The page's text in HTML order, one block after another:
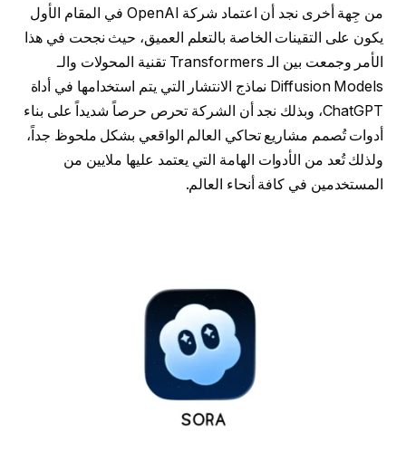
من جِهة أخرى نجد أن اعتماد شركة OpenAI في المقام الأول
يكون على التقينات الخاصة بالتعلم العميق، حيث نجحت في هذا
الأمر وجمعت بين الـ Transformers تقنية المحولات والـ
Diffusion Models نماذج الانتشار التي يتم استخدامها في أداة
ChatGPT، وبذلك نجد أن الشركة تحرص حرصاً شديداً على بناء
أدوات تُصمم مشاريع تحاكي العالم الواقعي بشكل ملحوظ جداً،
ولذلك تُعد من الأدوات الهامة التي يعتمد عليها ملايين من
المستخدمين في كافة أنحاء العالم.